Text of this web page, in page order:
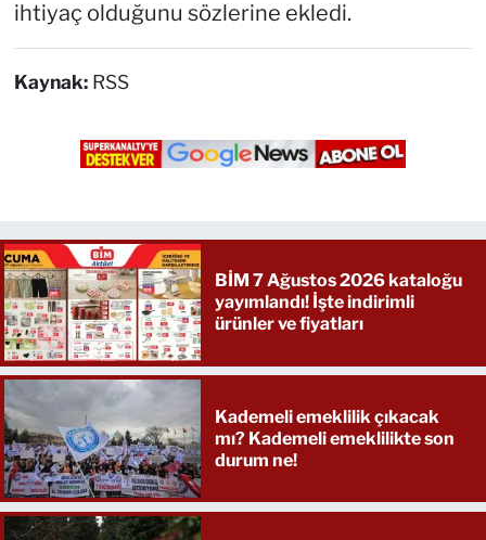
ihtiyaç olduğunu sözlerine ekledi.
Kaynak: RSS
BİM 7 Ağustos 2026 kataloğu
yayımlandı! İşte indirimli
ürünler ve fiyatları
Kademeli emeklilik çıkacak
mı? Kademeli emeklilikte son
durum ne!